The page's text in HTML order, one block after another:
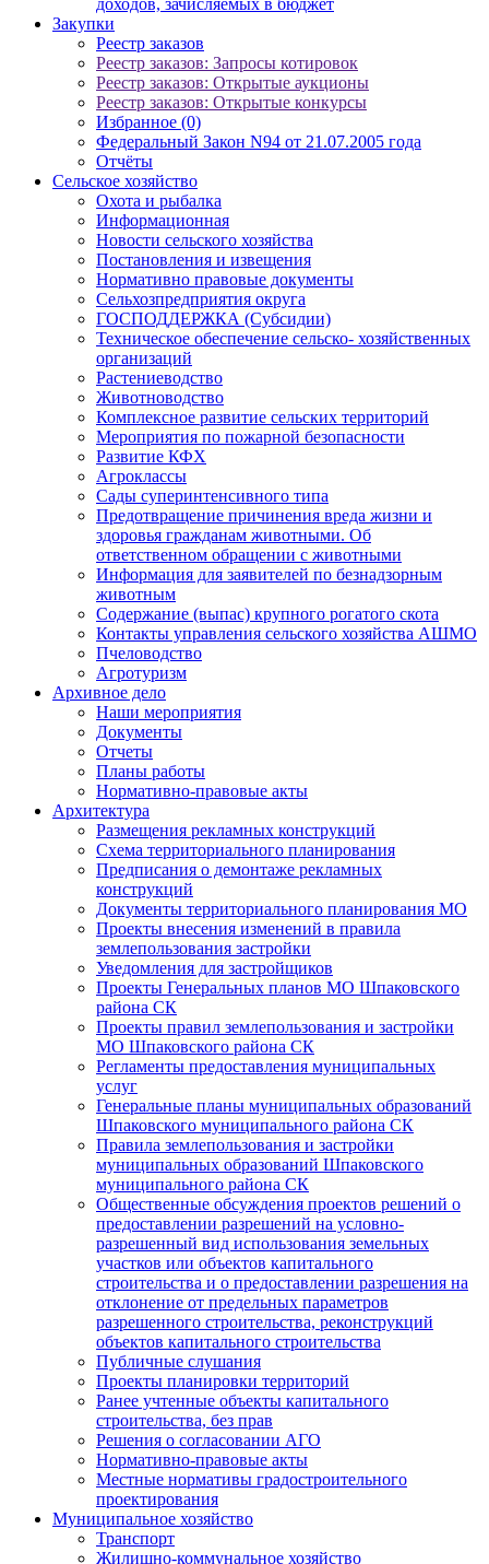
доходов, зачисляемых в бюджет
Закупки
Реестр заказов
Реестр заказов: Запросы котировок
Реестр заказов: Открытые аукционы
Реестр заказов: Открытые конкурсы
Избранное (0)
Федеральный Закон N94 от 21.07.2005 года
Отчёты
Сельское хозяйство
Охота и рыбалка
Информационная
Новости сельского хозяйства
Постановления и извещения
Нормативно правовые документы
Сельхозпредприятия округа
ГОСПОДДЕРЖКА (Субсидии)
Техническое обеспечение сельско- хозяйственных
организаций
Растениеводство
Животноводство
Комплексное развитие сельских территорий
Мероприятия по пожарной безопасности
Развитие КФХ
Агроклассы
Сады суперинтенсивного типа
Предотвращение причинения вреда жизни и
здоровья гражданам животными. Об
ответственном обращении с животными
Информация для заявителей по безнадзорным
животным
Содержание (выпас) крупного рогатого скота
Контакты управления сельского хозяйства АШМО
Пчеловодство
Агротуризм
Архивное дело
Наши мероприятия
Документы
Отчеты
Планы работы
Нормативно-правовые акты
Архитектура
Размещения рекламных конструкций
Схема территориального планирования
Предписания о демонтаже рекламных
конструкций
Документы территориального планирования МО
Проекты внесения изменений в правила
землепользования застройки
Уведомления для застройщиков
Проекты Генеральных планов МО Шпаковского
района СК
Проекты правил землепользования и застройки
МО Шпаковского района СК
Регламенты предоставления муниципальных
услуг
Генеральные планы муниципальных образований
Шпаковского муниципального района СК
Правила землепользования и застройки
муниципальных образований Шпаковского
муниципального района СК
Общественные обсуждения проектов решений о
предоставлении разрешений на условно-
разрешенный вид использования земельных
участков или объектов капитального
строительства и о предоставлении разрешения на
отклонение от предельных параметров
разрешенного строительства, реконструкций
объектов капитального строительства
Публичные слушания
Проекты планировки территорий
Ранее учтенные объекты капитального
строительства, без прав
Решения о согласовании АГО
Нормативно-правовые акты
Местные нормативы градостроительного
проектирования
Муниципальное хозяйство
Транспорт
Жилищно-коммунальное хозяйство